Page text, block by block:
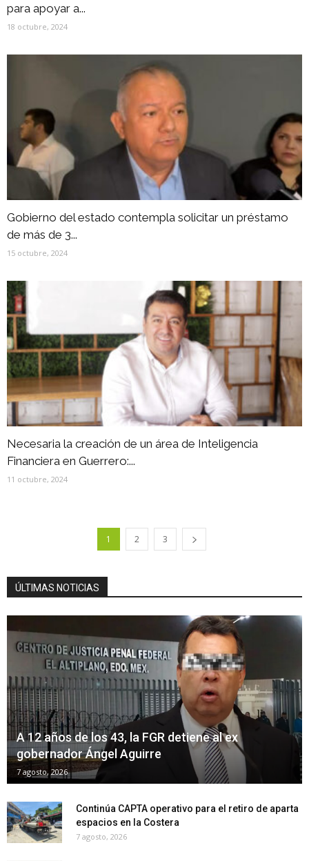
para apoyar a...
18 octubre, 2024
Gobierno del estado contempla solicitar un préstamo
de más de 3...
15 octubre, 2024
Necesaria la creación de un área de Inteligencia
Financiera en Guerrero:...
11 octubre, 2024
1 2 3
ÚLTIMAS NOTICIAS
A 12 años de los 43, la FGR detiene al ex
gobernador Ángel Aguirre
7 agosto, 2026
Continúa CAPTA operativo para el retiro de aparta
espacios en la Costera
7 agosto, 2026